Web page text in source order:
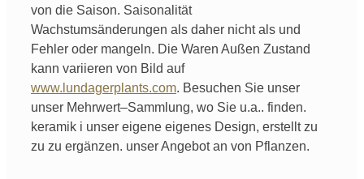
von die Saison. Saisonalität
Wachstumsänderungen als daher nicht als und
Fehler oder mangeln. Die Waren Außen Zustand
kann variieren von Bild auf
www.lundagerplants.com. Besuchen Sie unser
unser Mehrwert–Sammlung, wo Sie u.a.. finden.
keramik i unser eigene eigenes Design, erstellt zu
zu zu ergänzen. unserAngebot an von Pflanzen.